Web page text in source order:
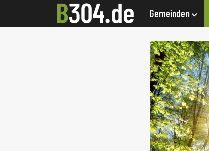
Gemeinden